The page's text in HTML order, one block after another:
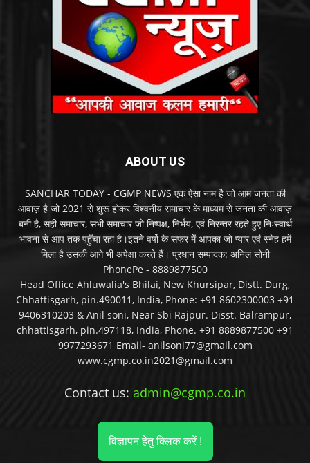
ABOUT US
SANCHAR TODAY - CGMP NEWS एक ऐसा नाम है जो आम जनता की
आवाज़ है जो 2021 से शुरू होकर विश्वनीय समाचार के माध्यम से जनता की आवाज़
बनी है, सही समाचार, सभी समाचार जो निष्पक्ष, निर्भय, एवं निरन्तर रहते हुए निःस्वार्थ
भावना से आप तक पहुँचा रहा है।इतने वर्षो के सफर में आपका जो प्यार एवं स्नेह हमें
मिला है उसकी आगे भी अपेक्षा करते हैं। प्रधान सम्पादक: अनिल सोनी
PhonePe - 8889877500
Head Office Ahluwalia's Bhilai, New Khursipar, Distt. Durg,
Chhattisgarh, pin.490011, India, Phone: +91 8602300003 +91
9406310203 & Anil soni, Near Sbi Rajpur. Disst. Balrampur,
chhattisgarh, pin.497118, India, Phone. +91 8889877500 +91
9977293671 Email- anilsoni77@gmail.com
www.cgmp.co.in2021@gmail.com
Contact us: admin@cgmp.co.in
विज्ञापन हेतु क्लिक करें !